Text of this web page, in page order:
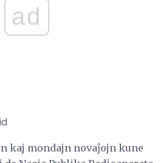
ad
kaj mondajn novaĵojn kune